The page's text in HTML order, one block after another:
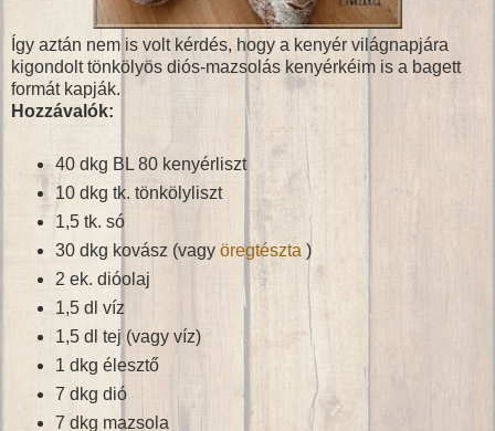
Így aztán nem is volt kérdés, hogy a kenyér világnapjára
kigondolt tönkölyös diós-mazsolás kenyérkéim is a bagett
formát kapják.
Hozzávalók:
40 dkg BL 80 kenyérliszt
10 dkg tk. tönkölyliszt
1,5 tk. só
30 dkg kovász (vagy öregtészta )
2 ek. dióolaj
1,5 dl víz
1,5 dl tej (vagy víz)
1 dkg élesztő
7 dkg dió
7 dkg mazsola